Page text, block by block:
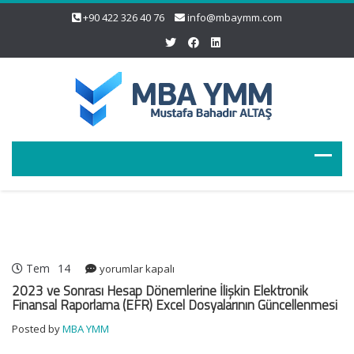
+90 422 326 40 76 info@mbaymm.com
Tem 14
2023
ve
Sonrası
Dönemlerine
yorumlar kapalı
2023 ve Sonrası Hesap Dönemlerine İlişkin Elektronik
Finansal Raporlama (EFR) Excel Dosyalarının Güncellenmesi
Posted byMBA YMM